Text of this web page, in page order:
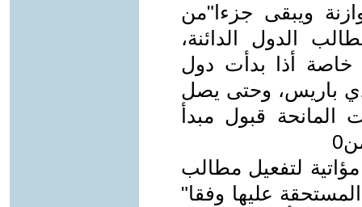
ويبقى جزءا"من
الدول الدائنة،
أذا بدأت دول
باريس، وحتى يصل
المانحة قبول مبدأ
لتفعيل مطالب
عليها وفقا"